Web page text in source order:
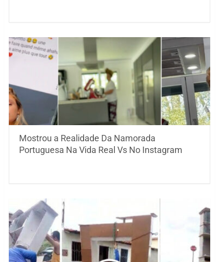
Mostrou a Realidade Da Namorada
Portuguesa Na Vida Real Vs No Instagram